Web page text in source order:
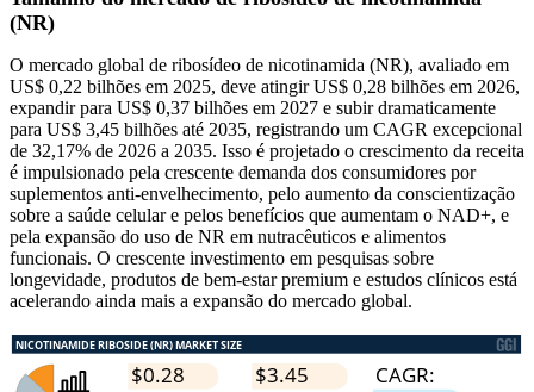
(NR)
O mercado global de ribosídeo de nicotinamida (NR), avaliado em
US$ 0,22 bilhões em 2025, deve atingir US$ 0,28 bilhões em 2026,
expandir para US$ 0,37 bilhões em 2027 e subir dramaticamente
para US$ 3,45 bilhões até 2035, registrando um CAGR excepcional
de 32,17% de 2026 a 2035. Isso é projetado o crescimento da receita
é impulsionado pela crescente demanda dos consumidores por
suplementos anti-envelhecimento, pelo aumento da conscientização
sobre a saúde celular e pelos benefícios que aumentam o NAD+, e
pela expansão do uso de NR em nutracêuticos e alimentos
funcionais. O crescente investimento em pesquisas sobre
longevidade, produtos de bem-estar premium e estudos clínicos está
acelerando ainda mais a expansão do mercado global.